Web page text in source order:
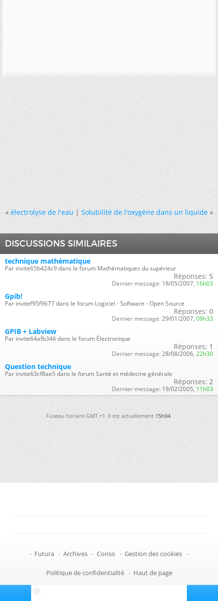
« électrolyse de l'eau|Solubilité de l'oxygène dans un liquide »
DISCUSSIONS SIMILAIRES
technique mathématique
Par invite65b424c9 dans le forum Mathématiques du supérieur
Réponses: 5
Dernier message: 18/05/2007, 16h03
Gpib!
Par invitef95f9677 dans le forum Logiciel - Software - Open Source
Réponses: 0
Dernier message: 29/01/2007, 09h33
GPIB + Labview
Par invite64afb346 dans le forum Électronique
Réponses: 1
Dernier message: 28/08/2006, 22h30
Question technique
Par invite63cf8ae5 dans le forum Santé et médecine générale
Réponses: 2
Dernier message: 19/02/2005, 11h03
Fuseau horaire GMT +1. Il est actuellement15h04.
- Futura - Archives - Conso - Gestion des cookies -
Politique de confidentialité - Haut de page